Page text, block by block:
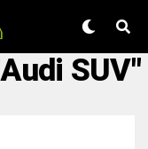
SUV"